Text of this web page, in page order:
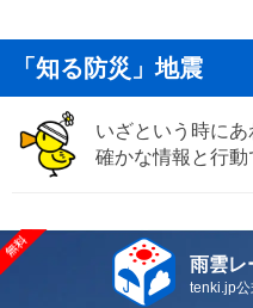
「知る防災」地震
いざという時に
確かな情報と行
雨雲レ
tenki.jp